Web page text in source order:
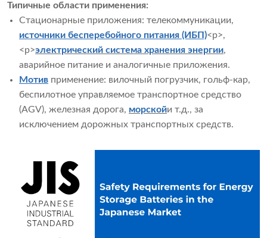
Типичные области применения:
Стационарные приложения: телекоммуникации,
источники бесперебойного питания (ИБП)<р>,
<р>электрический система хранения энергии,
аварийное питание и аналогичные приложения.
Мотив применение: вилочный погрузчик, гольф-кар,
беспилотное управляемое транспортное средство
(AGV), железная дорога, морскойи т.д., за
исключением дорожных транспортных средств.